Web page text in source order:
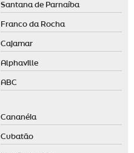
Santana de Parnaíba
Franco da Rocha
Cajamar
Alphaville
ABC
Cananéia
Cubatão